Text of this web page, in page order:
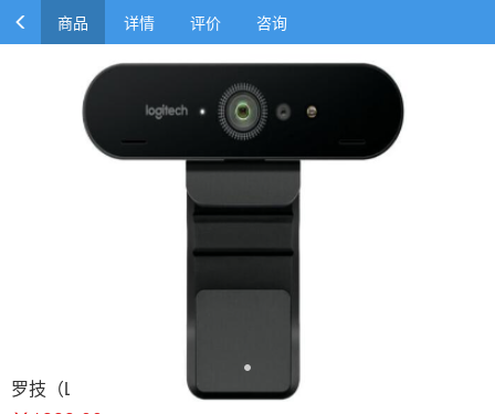
商品 详情 评价 咨询
罗技（Logitech）C1000e 4K高清商务网络摄像头